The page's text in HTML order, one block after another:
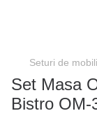
Seturi de
Set Masa
Bistro OM-